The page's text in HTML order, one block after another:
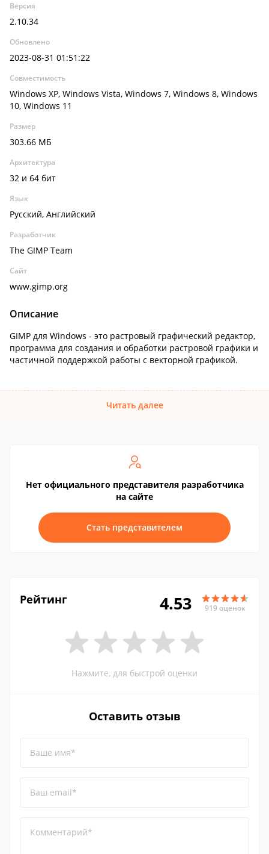
Версия
2.10.34
Обновлено
2023-08-31 01:51:22
Совместимость
Windows XP, Windows Vista, Windows 7, Windows 8, Windows
10, Windows 11
Размер
303.66 МБ
Архитектура
32 и 64 бит
Язык
Русский, Английский
Разработчик
The GIMP Team
Сайт
www.gimp.org
Описание
GIMP для Windows - это растровый графический редактор,
программа для создания и обработки растровой графики и
частичной поддержкой работы с векторной графикой.
Читать далее
Нет официального представителя разработчика
на сайте
Стать представителем
Рейтинг 4.53 919 оценок
Нажмите, для быстрой оценки
Оставить отзыв
Ваше имя*
Ваш email*
Комментарий*